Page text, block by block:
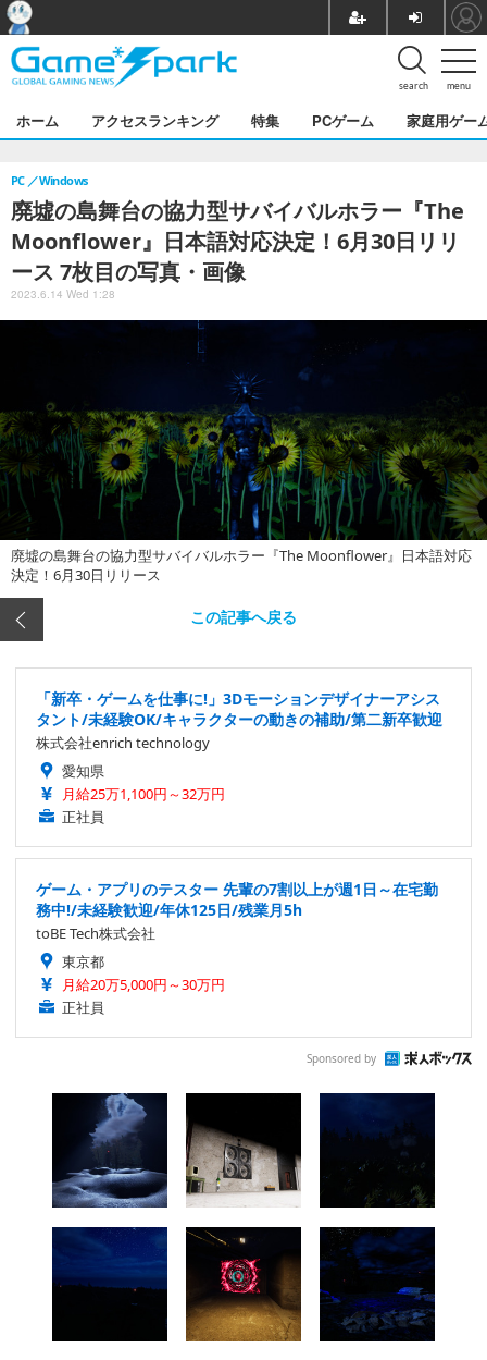
menu
search
ホーム アクセスランキング 特集 PCゲーム 家庭用ゲー
廃墟の島舞台の協力型サバイバルホラー『The
Moonflower』日本語対応決定！6月30日リリ
ース 7枚目の写真・画像
PC Windows
2023.6.14 Wed 1:28
廃墟の島舞台の協力型サバイバルホラー『The Moonflower』日本語対応
決定！6月30日リリース
この記事へ戻る
「新卒・ゲームを仕事に!」3Dモーションデザイナーアシス
タント/未経験OK/キャラクターの動きの補助/第二新卒歓迎
株式会社enrich technology
愛知県
月給25万1,100円～32万円
正社員
ゲーム・アプリのテスター 先輩の7割以上が週1日～在宅勤
務中!/未経験歓迎/年休125日/残業月5h
toBE Tech株式会社
東京都
月給20万5,000円～30万円
正社員
Sponsored by